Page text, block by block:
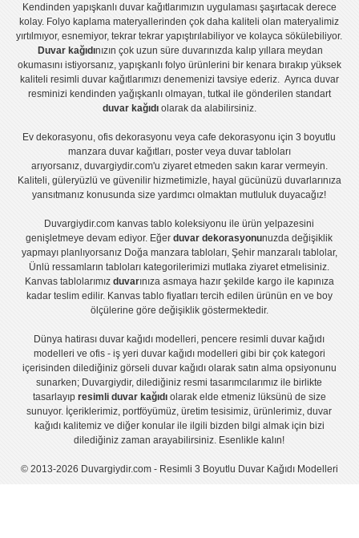
Kendinden yapışkanlı duvar kağıtlarımızın uygulamasışaşırtacak derece
kolay. Folyo kaplama materyallerinden çok daha kaliteli olanmateryalimiz
yırtılmıyor, esnemiyor, tekrar tekrar yapıştırılabiliyor ve kolayca sökülebiliyor.
Duvar kağıdınızın çok uzun süre duvarınızda kalıp yıllara meydan
okumasını istiyorsanız, yapışkanlı folyoürünlerini bir kenara bırakıp yüksek
kaliteli resimli duvar kağıtlarımızı denemenizi tavsiye ederiz. Ayrıca duvar
resminizi kendinden yağışkanlı olmayan, tutkal ile gönderilen standart
duvar kağıdıolarak da alabilirsiniz.
Ev dekorasyonu ,ofis dekorasyonu veyacafe dekorasyonu için3 boyutlu
manzara duvar kağıtları, posterveya duvar tabloları
arıyorsanız, duvargiydir.com'u ziyaret etmeden sakın karar vermeyin.
Kaliteli, güleryüzlü ve güvenilir hizmetimizle, hayal gücünüzü duvarlarınıza
yansıtmanız konusunda size yardımcı olmaktan mutluluk duyacağız!
Duvargiydir.comkanvas tablo koleksiyonu ile ürün yelpazesini
genişletmeye devam ediyor. Eğerduvar dekorasyonunuzda değişiklik
yapmayı planlıyorsanız Doğa manzara tabloları, Şehir manzaralı tablolar,
Ünlü ressamların tabloları kategorilerimizi mutlaka ziyaret etmelisiniz.
Kanvas tablolarımız duvarınıza asmaya hazır şekilde kargo ile kapınıza
kadar teslim edilir. Kanvas tablo fiyatlarıtercih edilen ürünün en ve boy
ölçülerine göre değişiklik göstermektedir.
Dünya hatirası duvar kağıdı modelleri ,pencere resimli duvar kağıdı
modelleri ve ofis - iş yeri duvar kağıdı modelleri gibi bir çok kategori
içerisinden dilediğiniz görseli duvar kağıdı olarak satın alma opsiyonunu
sunarken; Duvargiydir, dilediğiniz resmi tasarımcılarımız ile birlikte
tasarlayıp resimli duvar kağıdıolarak elde etmeniz lüksünü de size
sunuyor. İçeriklerimiz, portföyümüz, üretim tesisimiz, ürünlerimiz, duvar
kağıdı kalitemiz ve diğer konular ile ilgili bizden bilgi almak için bizi
dilediğiniz zaman arayabilirsiniz. Esenlikle kalın!
© 2013-2026 Duvargiydir.com - Resimli 3 Boyutlu Duvar Kağıdı Modelleri